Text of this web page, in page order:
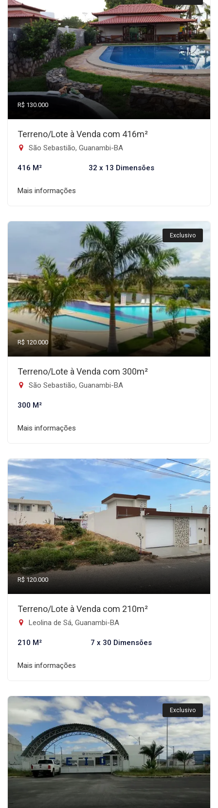
R$ 130.000
Terreno/Lote à Venda com 416m²
São Sebastião, Guanambi-BA
416 M² 32 x 13 Dimensões
Mais informações
Exclusivo
R$ 120.000
Terreno/Lote à Venda com 300m²
São Sebastião, Guanambi-BA
300 M²
Mais informações
R$ 120.000
Terreno/Lote à Venda com 210m²
Leolina de Sá, Guanambi-BA
210 M² 7 x 30 Dimensões
Mais informações
Exclusivo